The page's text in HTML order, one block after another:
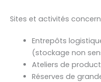
Sites et activités
Entrepôts
(stockage non
Ateliers de
Réserves de